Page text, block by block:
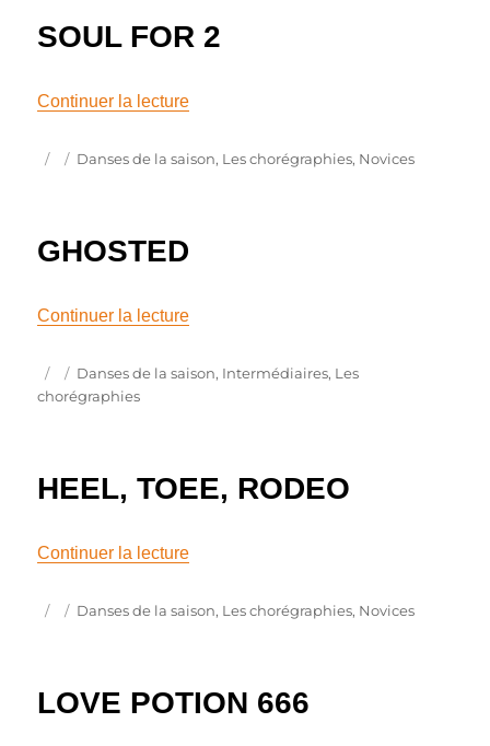
SOUL FOR 2
Continuer la lecturede « SOUL FOR 2 »
Publié
Catégories
Danses de la saison, Les chorégraphies, Novices
GHOSTED
Continuer la lecturede « GHOSTED »
Publié
le
Catégories
Danses de la saison, Intermédiaires, Les
chorégraphies
HEEL, TOEE, RODEO
Continuer la lecturede « HEEL, TOEE, RODEO »
Publié
Catégories
Danses de la saison, Les chorégraphies, Novices
LOVE POTION 666